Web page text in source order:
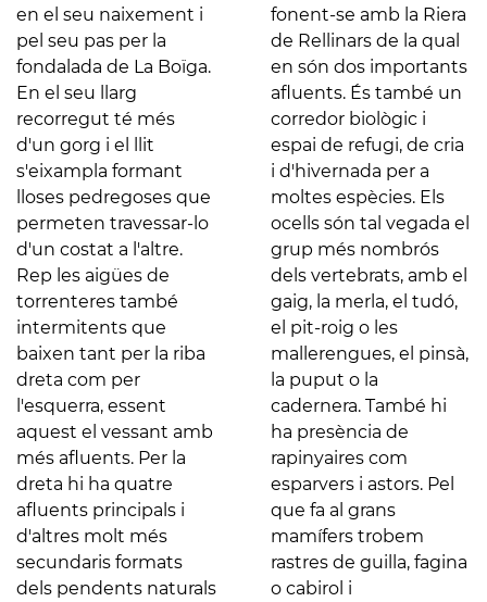
en el seu naixement i
pel seu pas per la
fondalada de La Boïga.
En el seu llarg
recorregut té més
d'un gorg i el llit
s'eixampla formant
lloses pedregoses que
permeten travessar-lo
d'un costat a l'altre.
Rep les aigües de
torrenteres també
intermitents que
baixen tant per la riba
dreta com per
l'esquerra, essent
aquest el vessant amb
més afluents. Per la
dreta hi ha quatre
afluents principals i
d'altres molt més
secundaris formats
dels pendents naturals
fonent-se amb la Riera
de Rellinars de la qual
en són dos importants
afluents. És també un
corredor biològic i
espai de refugi, de cria
i d'hivernada per a
moltes espècies. Els
ocells són tal vegada el
grup més nombrós
dels vertebrats, amb el
gaig, la merla, el tudó,
el pit-roig o les
mallerengues, el pinsà,
la puput o la
cadernera. També hi
ha presència de
rapinyaires com
esparvers i astors. Pel
que fa al grans
mamífers trobem
rastres de guilla, fagina
o cabirol i